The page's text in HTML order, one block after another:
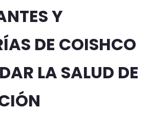
Y
DE COISHCO
LA SALUD DE